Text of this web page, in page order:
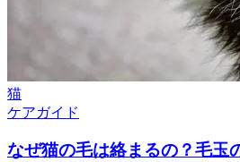
猫
ケアガイド
なぜ猫の毛は絡まるの？毛玉